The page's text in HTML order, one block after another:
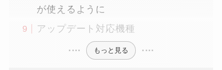
が使えるように
アップデート対応機種
もっと見る